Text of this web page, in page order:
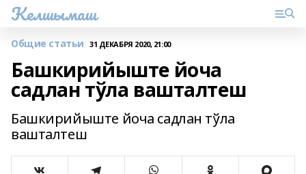
Келшымаш
Общие статьи 31 ДЕКАБРЯ 2020, 21:00
Башкирийыште йоча
садлан тўла вашталтеш
Башкирийыште йоча садлан тўла
вашталтеш